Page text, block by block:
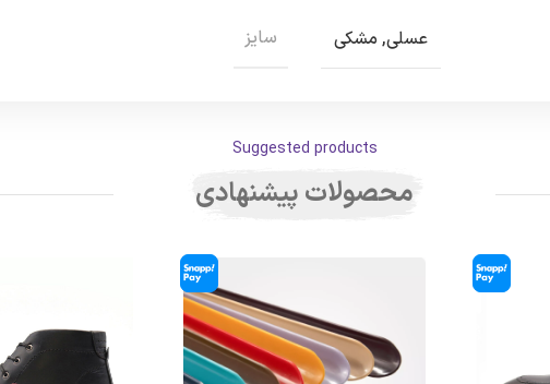
عسلی, مشکی سایز
Suggested products
محصولات پیشنهادی